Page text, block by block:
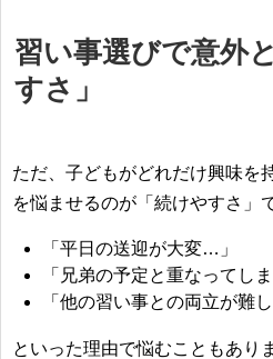
習い事選びで意外
すさ」
ただ、子どもがどれだけ興味を
を悩ませるのが「続けやすさ」
「平日の送迎が大変…」
「兄弟の予定と重なってしま
「他の習い事との両立が難し
といった理由で悩むこともあり